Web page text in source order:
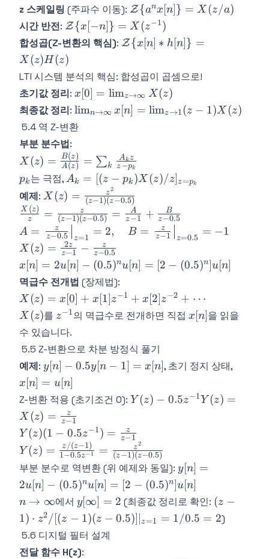
z 스케일링 (주파수 이동): \mathcal{Z}\
{a^n x[n]\} =
X(z/a)
Z{anx[n]} = X (z/a)
시간 반전: \mathcal{Z}\
{x[-n]\} =
X(z^{-1})
Z{x[−n]} = X (z−1)
합성곱(Z-변환의 핵심): \mathcal{Z}\
Z{x[n] ∗ h[n]} =
X (z)H (z)
LTI 시스템 분석의 핵심: 합성곱이 곱셈으로!
초기값 정리: x[0] =
\lim_{z\to\infty}
X(z)
x[0] = limz→∞ X(z)
최종값 정리: \lim_{n\to\infty}
x[n] = \lim_{z\to
1}(z-1)X(z)
limn→∞ x[n] = limz→1(z − 1)X (z)
5.4 역 Z-변환
부분 분수법:
X(z) =
\frac{B(z)}
{A(z)} =
\sum_k
\frac{A_k
z}{z - p_k}
X (z) = A(z)
B(z) = ∑k z−pk
A k z
p_k
pk 는 극점, A_k = [(z-
p_k)X(z)/z]_{z=p_k}
Ak = [(z − pk )X (z)/z] z=pk
예제: X(z) =
\frac{z^2}
{(z-1)(z-
0.5)}
X (z) = (z−1)(z−0.5)
z2
\frac{X(z)}
{z} =
\frac{z}
{(z-1)(z-
0.5)} =
\frac{A}
{z-1} +
\frac{B}
{z-0.5}
z
X (z) = (z−1)(z−0.5)
z = z−1
A + z−0.5
B
A = \left.\frac{z}
{z-
0.5}\right|_{z=1}
= 2, \quad B =
\left.\frac{z}{z-
1}\right|_{z=0.5}
= -1
A = z−0.5
z
z=1 = 2, B = z−1
z
z=0.5 = −1
X(z) =
\frac{2z}
{z-1} -
\frac{z}
{z-0.5}
X (z) = z−1
2z − z−0.5
z
x[n] =
2u[n] -
(0.5)^n u[n]
= [2 -
(0.5)^n]u[n]
x [n] = 2u[n] − (0.5)nu[n] = [2 − (0.5)n]u[n]
멱급수 전개법 (장제법):
X(z) =
x[0] +
x[1]z^{-1}
+
x[2]z^{-2}
+ \cdots
X (z) = x [0] + x [1]z−1 + x [2]z−2 + ⋯
X(z)
X (z)를 z^{-1}
z−1의 멱급수로 전개하면 직접x[n]
x [n]을 읽을
수 있습니다.
5.5 Z-변환으로 차분 방정식 풀기
예제: y[n] -
0.5y[n-
1] =
x[n]
y[n] − 0.5y[n − 1] = x [n], 초기 정지 상태,
x [n] = u[n]
Z-변환 적용 (초기조건 0): Y(z) -
\frac{z}{z-1}
Y (z) − 0.5z−1Y (z) =
X (z) = z−1
z
Y(z)(1 -
0.5z^{-1})
\frac{z}
{z-1}
Y (z)(1 − 0.5z−1) = z−1
z
Y(z) =
\frac{z/(z-
1)}{1 -
0.5z^{-1}}
=
\frac{z^2}
{(z-1)(z-
0.5)}
Y (z) = 1−0.5z−1
z/(z−1) = (z−1)(z−0.5)
z2
부분 분수로 역변환 (위 예제와 동일): y[n] =
2u[n] -
(0.5)^n u[n]
= [2 -
(0.5)^n]u[n]
y[n] =
2u[n] − (0.5)nu[n] = [2 − (0.5)n]u[n]
n \to
\infty
n → ∞에서 y[\infty]
= 2
y[∞] = 2 (최종값 정리로 확인: (z-1)\cdot
z^2/[(z-
(z −
1) ⋅ z2/[(z − 1)(z − 0.5)] z=1 = 1/0.5 = 2)
5.6 디지털 필터 설계
전달 함수 H(z):